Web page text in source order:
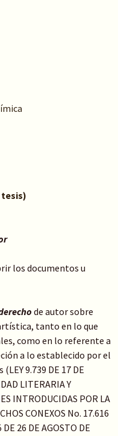
tesis)
los documentos u
de autor sobre
tanto en lo que
como en lo referente a
a lo establecido por el
9.739 DE 17 DE
LITERARIA Y
INTRODUCIDAS POR LA
CONEXOS No. 17.616
26 DE AGOSTO DE